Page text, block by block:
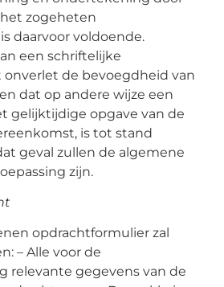
zogeheten
daarvoor voldoende.
een schriftelijke
de bevoegdheid van
dat op andere wijze een
gelijktijdige opgave van de
is tot stand
geval zullen de algemene
zijn.
opdrachtformulier zal
– Alle voor de
relevante gegevens van de